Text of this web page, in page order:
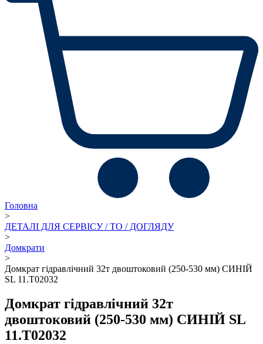
Головна
>
ДЕТАЛІ ДЛЯ СЕРВІСУ / ТО / ДОГЛЯДУ
>
Домкрати
>
Домкрат гідравлічний 32т двоштоковий (250-530 мм) СИНІЙ
SL 11.T02032
Домкрат гідравлічний 32т
двоштоковий (250-530 мм) СИНІЙ SL
11.T02032